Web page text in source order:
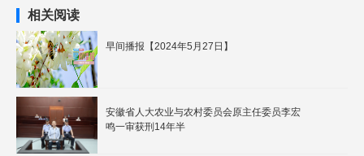
相关阅读
早间播报【2024年5月27日】
安徽省人大农业与农村委员会原主任委员李宏
鸣一审获刑14年半